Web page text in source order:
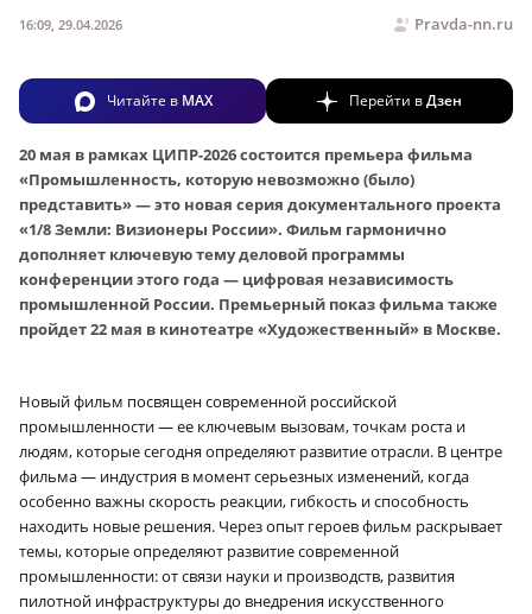
Pravda-nn.ru
16:09, 29.04.2026
Читайте в MAX Перейти вДзен
20 мая в рамках ЦИПР-2026 состоится премьера фильма
«Промышленность, которую невозможно (было)
представить» — это новая серия документального проекта
«1/8 Земли: Визионеры России». Фильм гармонично
дополняет ключевую тему деловой программы
конференции этого года — цифровая независимость
промышленной России. Премьерный показ фильма также
пройдет 22 мая в кинотеатре «Художественный» в Москве.
Новый фильм посвящен современной российской
промышленности — ее ключевым вызовам, точкам роста и
людям, которые сегодня определяют развитие отрасли. В центре
фильма — индустрия в момент серьезных изменений, когда
особенно важны скорость реакции, гибкость и способность
находить новые решения. Через опыт героев фильм раскрывает
темы, которые определяют развитие современной
промышленности: от связи науки и производств, развития
пилотной инфраструктуры до внедрения искусственного